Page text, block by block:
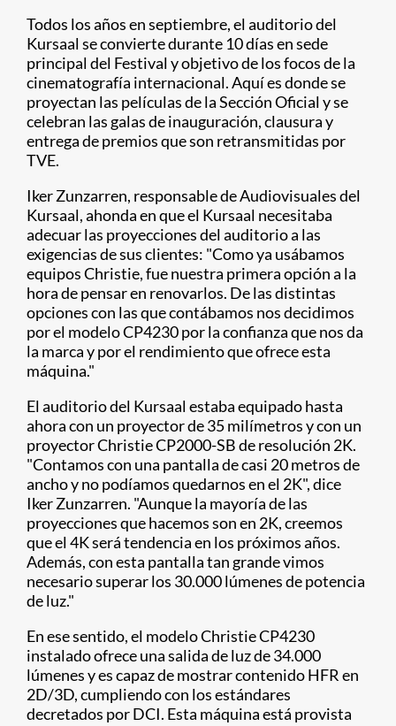
Todos los años en septiembre, el auditorio del
Kursaal se convierte durante 10 días en sede
principal del Festival y objetivo de los focos de la
cinematografía internacional. Aquí es donde se
proyectan las películas de la Sección Oficial y se
celebran las galas de inauguración, clausura y
entrega de premios que son retransmitidas por
TVE.
Iker Zunzarren, responsable de Audiovisuales del
Kursaal, ahonda en que el Kursaal necesitaba
adecuar las proyecciones del auditorio a las
exigencias de sus clientes: "Como ya usábamos
equipos Christie, fue nuestra primera opción a la
hora de pensar en renovarlos. De las distintas
opciones con las que contábamos nos decidimos
por el modelo CP4230 por la confianza que nos da
la marca y por el rendimiento que ofrece esta
máquina."
El auditorio del Kursaal estaba equipado hasta
ahora con un proyector de 35 milímetros y con un
proyector Christie CP2000-SB de resolución 2K.
"Contamos con una pantalla de casi 20 metros de
ancho y no podíamos quedarnos en el 2K", dice
Iker Zunzarren. "Aunque la mayoría de las
proyecciones que hacemos son en 2K, creemos
que el 4K será tendencia en los próximos años.
Además, con esta pantalla tan grande vimos
necesario superar los 30.000 lúmenes de potencia
de luz."
En ese sentido, el modelo Christie CP4230
instalado ofrece una salida de luz de 34.000
lúmenes y es capaz de mostrar contenido HFR en
2D/3D, cumpliendo con los estándares
decretados por DCI. Esta máquina está provista